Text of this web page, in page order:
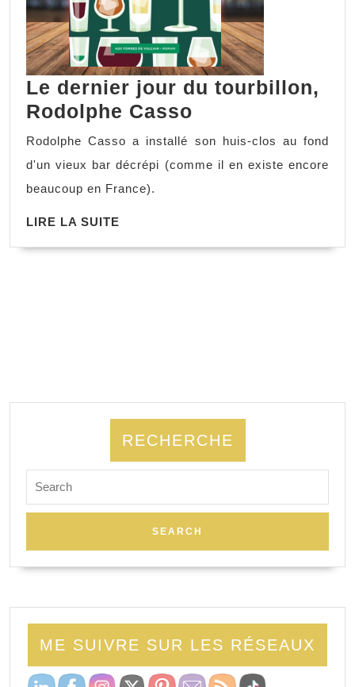
Le dernier jour du tourbillon,
Rodolphe Casso
Rodolphe Casso a installé son huis-clos au fond
d'un vieux bar décrépi (comme il en existe encore
beaucoup en France).
LIRE LA SUITE
RECHERCHE
ME SUIVRE SUR LES RÉSEAUX